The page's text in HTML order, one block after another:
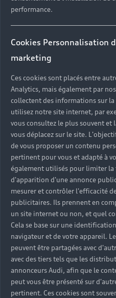
performance.
Cookies Personnalisation
marketing
Ces cookies sont placés entre
Analytics, mais également par
collectent des informations sur
utilisez notre site internet, par
vous consultez le plus souvent et
vous déplacez sur le site.
de vous proposer un contenu
pertinent pour vous et adapté à
également utilisés pour limiter la
d'apparition d'une annonce
mesurer et contrôler l'efficacité
publicitaires. Ils prennent en
un site internet ou non, et quel
Cela se base sur une
navigateur et de votre appareil.
peuvent être partagées avec
avec des tiers tels que les
annonceurs Audi, afin que le
peut vous être présenté sur
pertinent. Ces cookies sont